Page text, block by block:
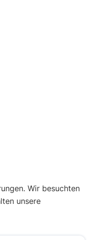
Wir besuchten
unsere